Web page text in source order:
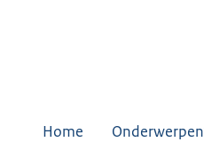
Home Onderwerpen